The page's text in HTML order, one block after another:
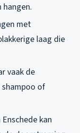
met
laag die
vaak de
of
kan